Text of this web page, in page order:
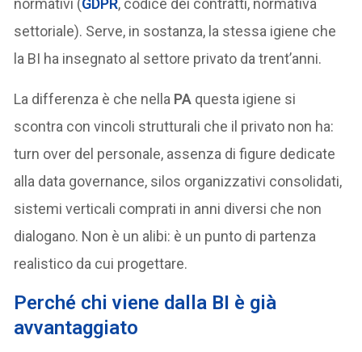
normativi (GDPR, codice dei contratti, normativa
settoriale). Serve, in sostanza, la stessa igiene che
la BI ha insegnato al settore privato da trent’anni.
La differenza è che nella PA questa igiene si
scontra con vincoli strutturali che il privato non ha:
turn over del personale, assenza di figure dedicate
alla data governance, silos organizzativi consolidati,
sistemi verticali comprati in anni diversi che non
dialogano. Non è un alibi: è un punto di partenza
realistico da cui progettare.
Perché chi viene dalla BI è già
avvantaggiato